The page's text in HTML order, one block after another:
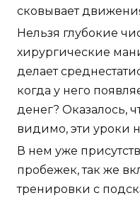
сковывает
Нельзя глубокие
хирургические
делает
когда у него
денег? Оказалось,
видимо, эти уроки
В нем уже
пробежек, так же
тренировки с